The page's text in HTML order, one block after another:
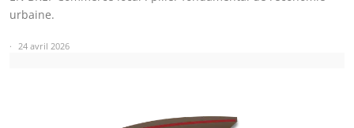
urbaine.
24 avril 2026